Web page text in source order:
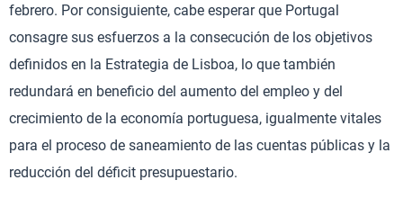
febrero. Por consiguiente, cabe esperar que Portugal
consagre sus esfuerzos a la consecución de los objetivos
definidos en la Estrategia de Lisboa, lo que también
redundará en beneficio del aumento del empleo y del
crecimiento de la economía portuguesa, igualmente vitales
para el proceso de saneamiento de las cuentas públicas y la
reducción del déficit presupuestario.